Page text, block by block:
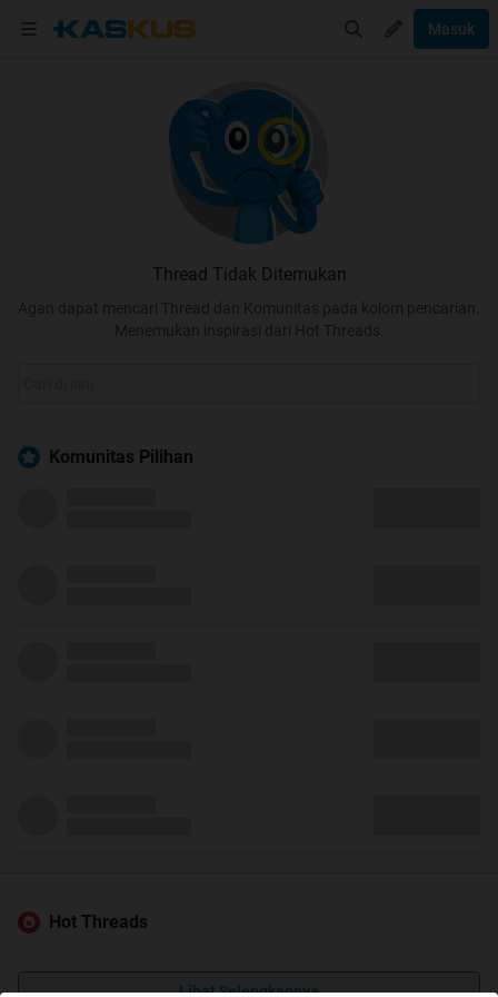
Masuk
Thread Tidak Ditemukan
Agan dapat mencari Thread dan Komunitas pada kolom pencarian.
Menemukan inspirasi dari Hot Threads.
Komunitas Pilihan
Hot Threads
Lihat Selengkapnya